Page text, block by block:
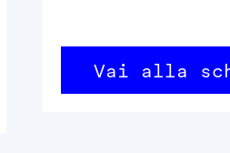
Vai alla